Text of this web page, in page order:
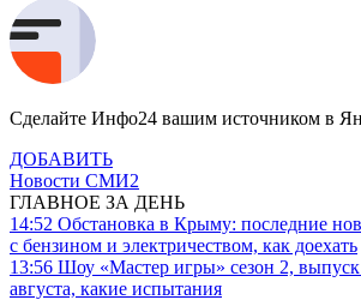
Сделайте Инфо24 вашим источником в
ДОБАВИТЬ
Новости СМИ2
ГЛАВНОЕ ЗА ДЕНЬ
14:52 Обстановка в Крыму: последние
с бензином и электричеством, как доехать
13:56 Шоу «Мастер игры» сезон 2,
августа, какие испытания